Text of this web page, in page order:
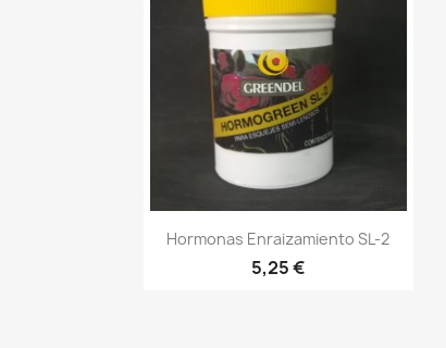
Vista rápida
Hormonas Enraizamiento SL-2
5,25 €